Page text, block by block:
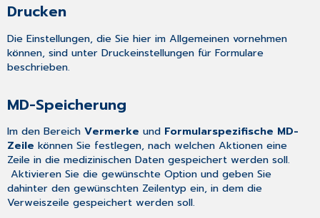
Drucken
Die Einstellungen, die Sie hier im Allgemeinen vornehmen
können, sind unterDruckeinstellungen für Formulare
beschrieben.
MD-Speicherung
Im den BereichVermerke und Formularspezifische MD-
Zeile können Sie festlegen, nach welchen Aktionen eine
Zeile in die medizinischen Daten gespeichert werden soll.
Aktivieren Sie die gewünschte Option und geben Sie
dahinter den gewünschten Zeilentyp ein, in dem die
Verweiszeile gespeichert werden soll.